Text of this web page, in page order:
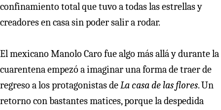
confinamiento total que tuvo a todas las estrellas y
creadores en casa sin poder salir a rodar.
El mexicano Manolo Caro fue algo más allá y durante la
cuarentena empezó a imaginar una forma de traer de
regreso a los protagonistas deLa casa de las flores. Un
retorno con bastantes matices, porque la despedida